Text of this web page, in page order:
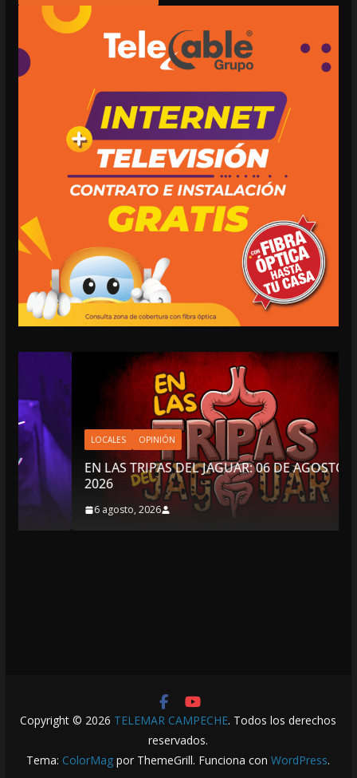
LOCALES OPINIÓN
EN LAS TRIPAS DEL JAGUAR: 06 DE AGOSTO DE
2026
6 agosto, 2026
Copyright © 2026 TELEMAR CAMPECHE. Todos los derechos
reservados.
Tema: ColorMag por ThemeGrill. Funciona conWordPress.